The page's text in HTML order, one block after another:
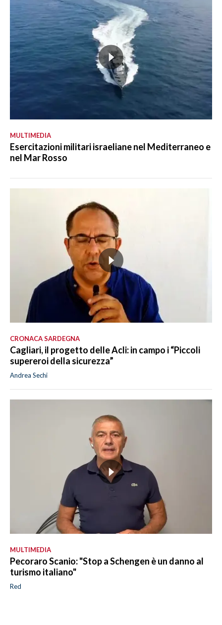
MULTIMEDIA
Esercitazioni militari israeliane nel Mediterraneo e
nel Mar Rosso
CRONACA SARDEGNA
Cagliari, il progetto delle Acli: in campo i “Piccoli
supereroi della sicurezza”
Andrea Sechi
MULTIMEDIA
Pecoraro Scanio: "Stop a Schengen è un danno al
turismo italiano"
Red